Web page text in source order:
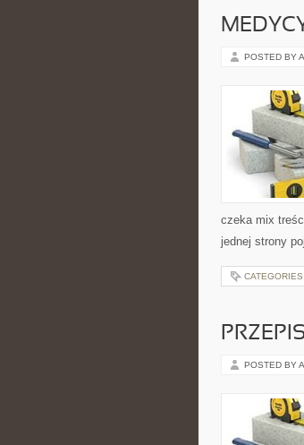
POSTED BY
czeka mix
jednej strony
CATEGORIES:
POSTED BY